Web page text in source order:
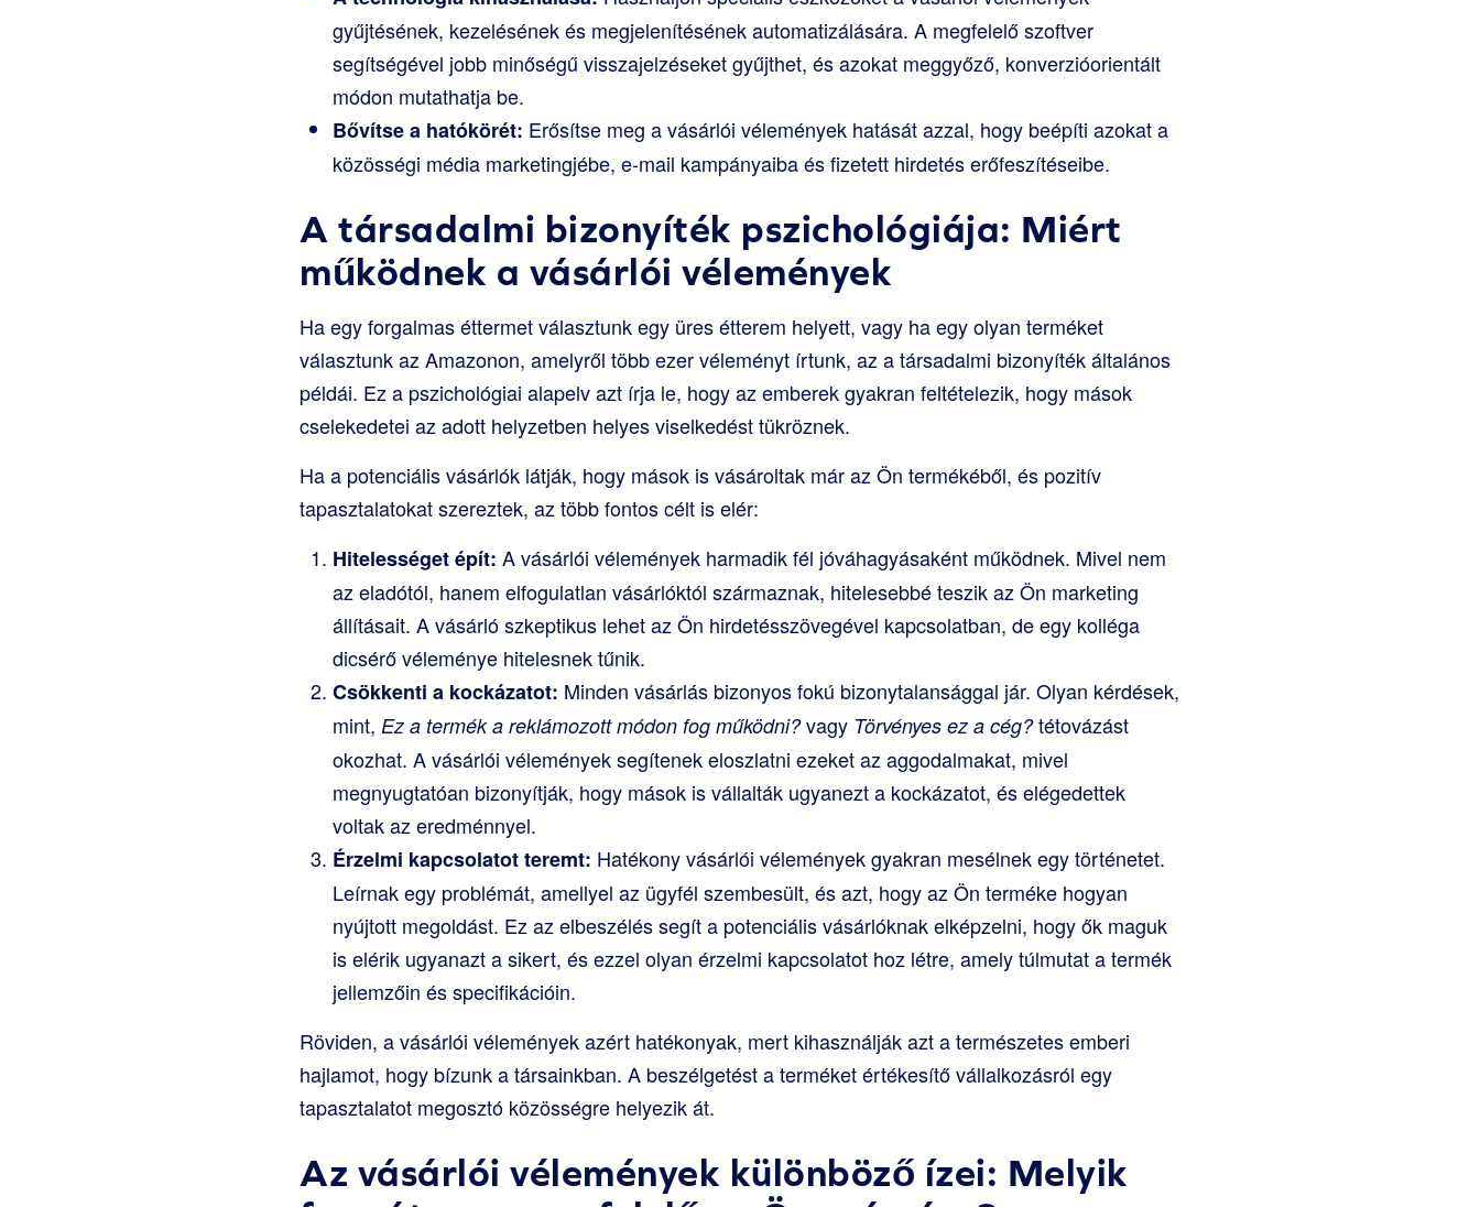
gyűjtésének, kezelésének és megjelenítésének automatizálására. A megfelelő szoftver
segítségével jobb minőségű visszajelzéseket gyűjthet, és azokat meggyőző, konverzióorientált
módon mutathatja be.
Bővítse a hatókörét: Erősítse meg a vásárlói vélemények hatását azzal, hogy beépíti azokat a
közösségi média marketingjébe, e-mail kampányaiba és fizetett hirdetés erőfeszítéseibe.
A társadalmi bizonyíték pszichológiája: Miért
működnek a vásárlói vélemények
Ha egy forgalmas éttermet választunk egy üres étterem helyett, vagy ha egy olyan terméket
választunk az Amazonon, amelyről több ezer véleményt írtunk, az a társadalmi bizonyíték általános
példái. Ez a pszichológiai alapelv azt írja le, hogy az emberek gyakran feltételezik, hogy mások
cselekedetei az adott helyzetben helyes viselkedést tükröznek.
Ha a potenciális vásárlók látják, hogy mások is vásároltak már az Ön termékéből, és pozitív
tapasztalatokat szereztek, az több fontos célt is elér:
Hitelességet épít: A vásárlói vélemények harmadik fél jóváhagyásaként működnek. Mivel nem
az eladótól, hanem elfogulatlan vásárlóktól származnak, hitelesebbé teszik az Ön marketing
állításait. A vásárló szkeptikus lehet az Ön hirdetésszövegével kapcsolatban, de egy kolléga
dicsérő véleménye hitelesnek tűnik.
Csökkenti a kockázatot: Minden vásárlás bizonyos fokú bizonytalansággal jár. Olyan kérdések,
mint, Ez a termék a reklámozott módon fog működni?vagy Törvényes ez a cég?tétovázást
okozhat. A vásárlói vélemények segítenek eloszlatni ezeket az aggodalmakat, mivel
megnyugtatóan bizonyítják, hogy mások is vállalták ugyanezt a kockázatot, és elégedettek
voltak az eredménnyel.
Érzelmi kapcsolatot teremt: Hatékony vásárlói vélemények gyakran mesélnek egy történetet.
Leírnak egy problémát, amellyel az ügyfél szembesült, és azt, hogy az Ön terméke hogyan
nyújtott megoldást. Ez az elbeszélés segít a potenciális vásárlóknak elképzelni, hogy ők maguk
is elérik ugyanazt a sikert, és ezzel olyan érzelmi kapcsolatot hoz létre, amely túlmutat a termék
jellemzőin és specifikációin.
Röviden, a vásárlói vélemények azért hatékonyak, mert kihasználják azt a természetes emberi
hajlamot, hogy bízunk a társainkban. A beszélgetést a terméket értékesítő vállalkozásról egy
tapasztalatot megosztó közösségre helyezik át.
Az vásárlói vélemények különböző ízei: Melyik